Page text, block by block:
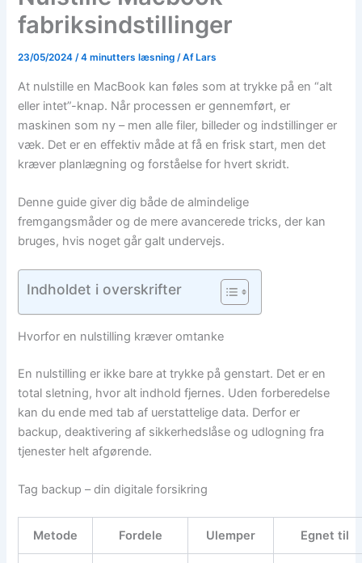
fabriksindstillinger
23/05/2024/4 minutters læsning / Af Lars
At nulstille en MacBook kan føles som at trykke på en “alt
eller intet”-knap. Når processen er gennemført, er
maskinen som ny – men alle filer, billeder og indstillinger er
væk. Det er en effektiv måde at få en frisk start, men det
kræver planlægning og forståelse for hvert skridt.
Denne guide giver dig både de almindelige
fremgangsmåder og de mere avancerede tricks, der kan
bruges, hvis noget går galt undervejs.
Indholdet i overskrifter
Hvorfor en nulstilling kræver omtanke
En nulstilling er ikke bare at trykke på genstart. Det er en
total sletning, hvor alt indhold fjernes. Uden forberedelse
kan du ende med tab af uerstattelige data. Derfor er
backup, deaktivering af sikkerhedslåse og udlogning fra
tjenester helt afgørende.
Tag backup – din digitale forsikring
Metode Fordele Ulemper Egnet til